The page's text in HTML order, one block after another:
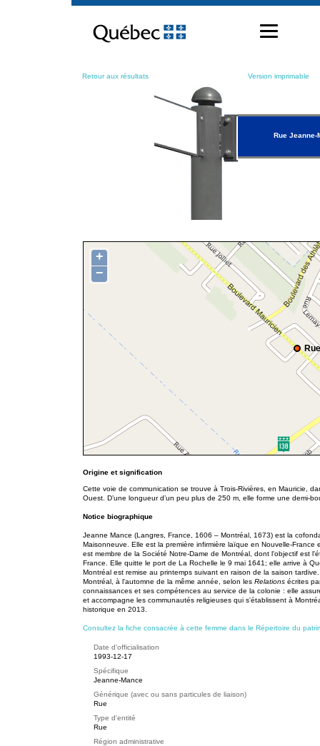
contenu
Retour aux résultats Version imprimable
Rue Jeanne-
+
−
Origine et signification
Cette voie de communication se trouve à Trois-Rivières, en Mauricie,
Ouest. D’une longueur d’un peu plus de 250 m, elle forme une demi-
Notice biographique
Jeanne Mance (Langres, France, 1606 – Montréal, 1673) est la
Maisonneuve. Elle est la première infirmière laïque en Nouvelle-
est membre de la Société Notre-Dame de Montréal, dont l'objectif est
France. Elle quitte le port de La Rochelle le 9 mai 1641; elle arrive à
Montréal est remise au printemps suivant en raison de la saison
Montréal, à l'automne de la même année, selon les Relations écrites
connaissances et ses compétences au service de la colonie : elle
et accompagne les communautés religieuses qui s'établissent à
historique en 2013.
Consultez la fiche consacrée à cette femme dans le Répertoire du
Date d'officialisation
1993-12-17
Spécifique
Jeanne-Mance
Générique (avec ou sans particules de liaison)
Rue
Type d'entité
Rue
Région administrative